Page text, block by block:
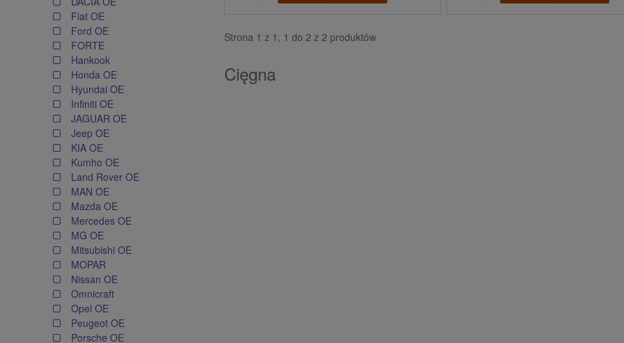
Fiat OE
Ford OE
FORTE
Hankook
Honda OE
Hyundai OE
Infiniti OE
JAGUAR OE
Jeep OE
KIA OE
Kumho OE
Land Rover OE
MAN OE
Mazda OE
Mercedes OE
MG OE
Mitsubishi OE
MOPAR
Nissan OE
Omnicraft
Opel OE
Peugeot OE
Porsche OE
Strona 1 z 1, 1 do 2 z 2 produktów
Cięgna